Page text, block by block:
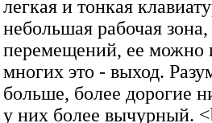
легкая и тонкая
небольшая рабочая
перемещений, ее можно
многих это - выход.
больше, более дорогие
у них более вычурный.